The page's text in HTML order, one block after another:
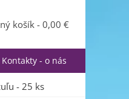
košík- 0,00 €
Kontakty - o nás
- 25 ks